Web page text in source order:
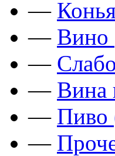
—
— Вино
—
— Вина
— Пиво
—